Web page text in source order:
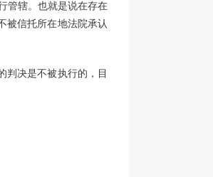
管辖。也就是说在存在
被信托所在地法院承认
判决是不被执行的，目